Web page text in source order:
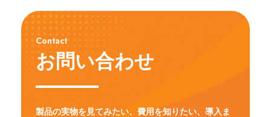
Contact
お問い合わせ
製品の実物を見てみたい、費用を知りたい、導入ま